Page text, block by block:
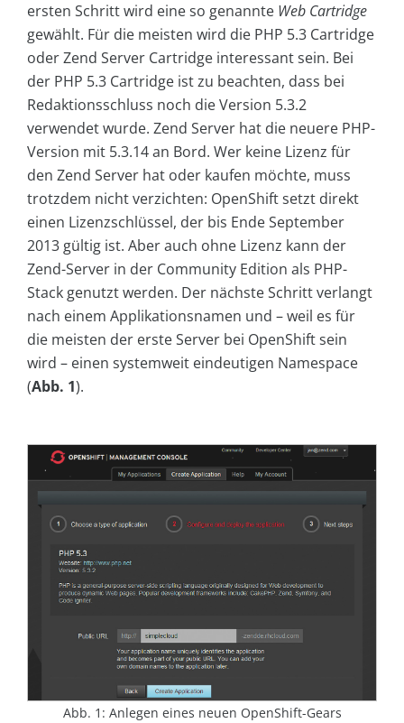
ersten Schritt wird eine so genannte Web Cartridge
gewählt. Für die meisten wird die PHP 5.3 Cartridge
oder Zend Server Cartridge interessant sein. Bei
der PHP 5.3 Cartridge ist zu beachten, dass bei
Redaktionsschluss noch die Version 5.3.2
verwendet wurde. Zend Server hat die neuere PHP-
Version mit 5.3.14 an Bord. Wer keine Lizenz für
den Zend Server hat oder kaufen möchte, muss
trotzdem nicht verzichten: OpenShift setzt direkt
einen Lizenzschlüssel, der bis Ende September
2013 gültig ist. Aber auch ohne Lizenz kann der
Zend-Server in der Community Edition als PHP-
Stack genutzt werden. Der nächste Schritt verlangt
nach einem Applikationsnamen und – weil es für
die meisten der erste Server bei Open­Shift sein
wird – einen systemweit eindeutigen Name­space
(Abb. 1).
Abb. 1: Anlegen eines neuen OpenShift-Gears